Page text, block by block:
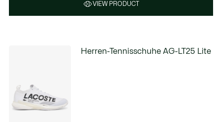
VIEW PRODUCT
Herren-Tennisschuhe AG-LT25 Lite